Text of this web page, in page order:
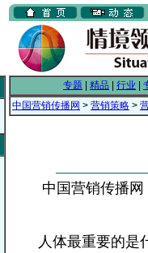
专题 精品 行业
中国营销传播网 > 营销策略 >
中国营销传播
人体最重要的是什